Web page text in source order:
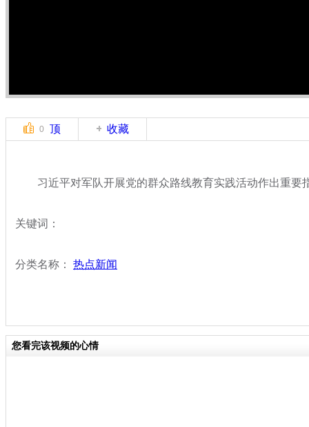
0 顶 收藏
习近平对军队开展党的群众路线教育实践活动作出重要
关键词：
分类名称： 热点新闻
您看完该视频的心情